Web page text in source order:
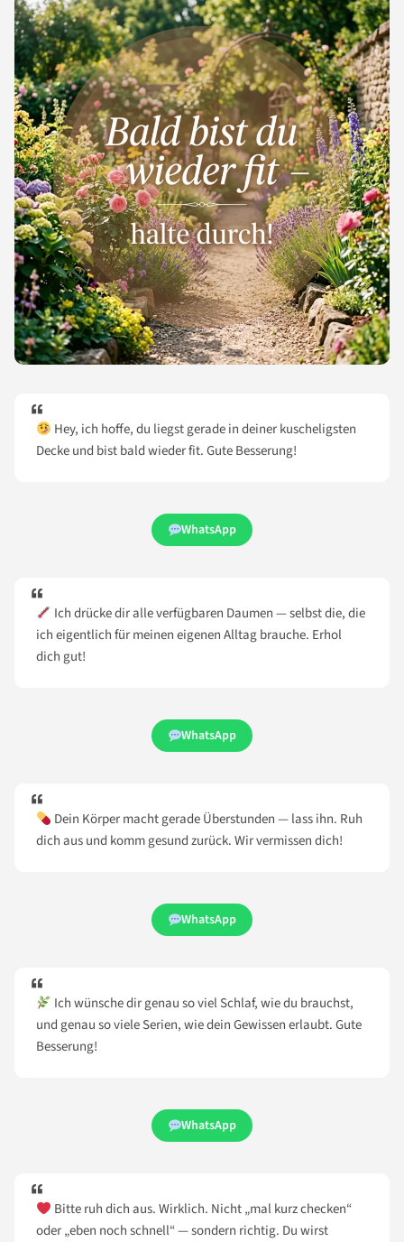
Hey, ich hoffe, du liegst gerade in deiner kuscheligsten
Decke und bist bald wieder fit. Gute Besserung!
WhatsApp
Ich drücke dir alle verfügbaren Daumen — selbst die, die
ich eigentlich für meinen eigenen Alltag brauche. Erhol
dich gut!
WhatsApp
Dein Körper macht gerade Überstunden — lass ihn. Ruh
dich aus und komm gesund zurück. Wir vermissen dich!
WhatsApp
Ich wünsche dir genau so viel Schlaf, wie du brauchst,
und genau so viele Serien, wie dein Gewissen erlaubt. Gute
Besserung!
WhatsApp
Bitte ruh dich aus. Wirklich. Nicht „mal kurz checken“
oder „eben noch schnell“ — sondern richtig. Du wirst